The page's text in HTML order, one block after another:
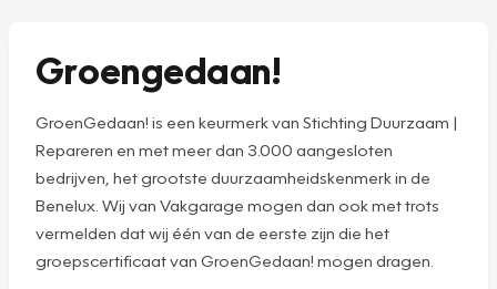
Groengedaan!
GroenGedaan! is een keurmerk van Stichting Duurzaam |
Repareren en met meer dan 3.000 aangesloten
bedrijven, het grootste duurzaamheidskenmerk in de
Benelux. Wij van Vakgarage mogen dan ook met trots
vermelden dat wij één van de eerste zijn die het
groepscertificaat van GroenGedaan! mogen dragen.